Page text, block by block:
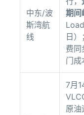
中东/波
斯湾航
线
期间
日
费同
门成
7月
原油